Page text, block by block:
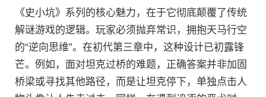
《史小坑》系列的核心魅力，在于它彻底颠覆了传统
解谜游戏的逻辑。玩家必须抛弃常识，拥抱天马行空
的“逆向思维”。在初代第三章中，这种设计已初露锋
芒。例如，面对坦克过桥的难题，正确答案并非加固
桥梁或寻找其他路径，而是让坦克停下，单独点击人